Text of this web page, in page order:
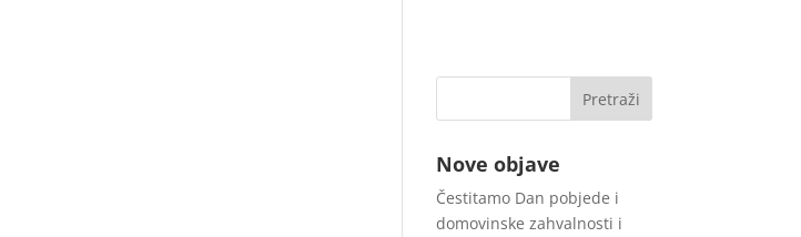
Nove objave
Čestitamo Dan pobjede i
domovinske zahvalnosti i